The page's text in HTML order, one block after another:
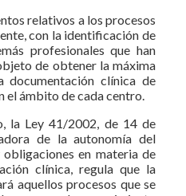
relativos a los procesos
con la identificación de
profesionales que han
de obtener la máxima
documentación clínica de
el ámbito de cada centro.
la Ley 41/2002, de 14 de
de la autonomía del
en materia de
clínica, regula que la
aquellos procesos que se